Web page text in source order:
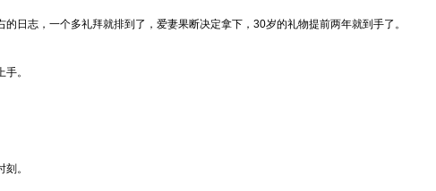
的日志，一个多礼拜就排到了，爱妻果断决定拿下，30岁的礼物提前两年就到手了。
。
。